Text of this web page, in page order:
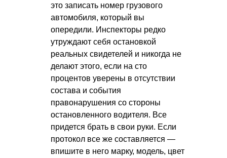
это записать номер грузового
автомобиля, который вы
опередили. Инспекторы редко
утруждают себя остановкой
реальных свидетелей и никогда не
делают этого, если на сто
процентов уверены в отсутствии
состава и события
правонарушения со стороны
остановленного водителя. Все
придется брать в свои руки. Если
протокол все же составляется —
впишите в него марку, модель, цвет